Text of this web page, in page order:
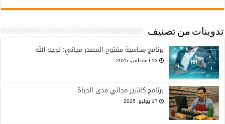
تدوينات من تصنيف
برنامج محاسبة مفتوح المصدر مجاني: لوجه الله
13 أغسطس، 2025
برنامج كاشير مجاني مدى الحياة
17 يوليو، 2025